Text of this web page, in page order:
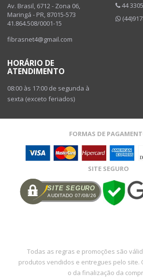
Av. Brasil, 6712 - Zona 06,
Maringá - PR, 87015-573
41.864.508/0001-15
fibrasnet4@gmail.com
HORÁRIO DE
ATENDIMENTO
08:00 às 17:00 de segunda à
sexta (exceto feriados)
44
FORMAS DE
SITE SEGURO
SITE SEGURO
AUDITADO 07/08/26
Todas as regras e promoções são
produtos vendidos e entregues pelo site.
o da finalização da